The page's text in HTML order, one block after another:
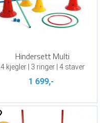
Hindersett Multi
4 kjegler | 3 ringer | 4 staver
1 699,-